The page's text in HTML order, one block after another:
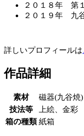
２０１８年 第
２０１９年 九
詳しいプロフィールは
作品詳細
素材
磁器(九谷焼)
技法等
上絵、金彩
箱の種類 紙箱